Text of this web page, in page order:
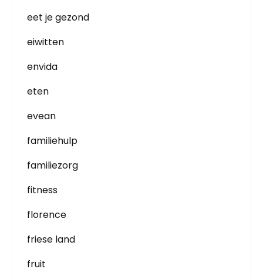
eet je gezond
eiwitten
envida
eten
evean
familiehulp
familiezorg
fitness
florence
friese land
fruit